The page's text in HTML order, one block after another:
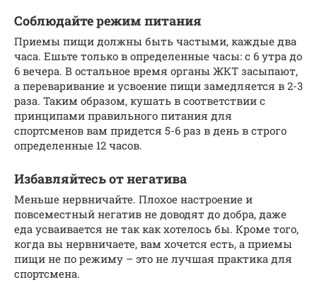
Соблюдайте режим питания
Приемы пищи должны быть частыми, каждые два
часа. Ешьте только в определенные часы: с 6 утра до
6 вечера. В остальное время органы ЖКТ засыпают,
а переваривание и усвоение пищи замедляется в 2-3
раза. Таким образом, кушать в соответствии с
принципами правильного питания для
спортсменов вам придется 5-6 раз в день в строго
определенные 12 часов.
Избавляйтесь от негатива
Меньше нервничайте. Плохое настроение и
повсеместный негатив не доводят до добра, даже
еда усваивается не так как хотелось бы. Кроме того,
когда вы нервничаете, вам хочется есть, а приемы
пищи не по режиму – это не лучшая практика для
спортсмена.